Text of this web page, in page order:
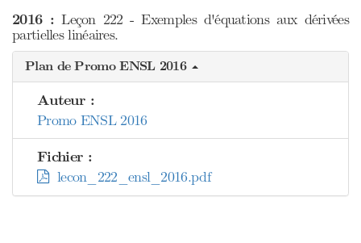
2016 : Leçon 222 - Exemples d'équations aux dérivées
partielles linéaires.
Plan de Promo ENSL 2016
Auteur :
Promo ENSL 2016
Fichier :
lecon_222_ensl_2016.pdf